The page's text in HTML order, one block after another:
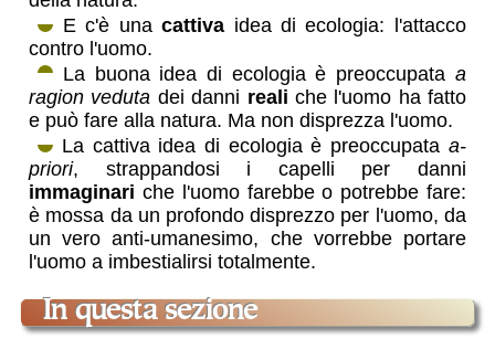
E c'è unacattiva idea di ecologia: l'attacco
contro l'uomo.
La buona idea di ecologia è preoccupata a
ragion veduta dei danni reali che l'uomo ha fatto
e può fare alla natura. Ma non disprezza l'uomo.
La cattiva idea di ecologia è preoccupata a-
priori, strappandosi i capelli per danni
immaginari che l'uomo farebbe o potrebbe fare:
è mossa da un profondo disprezzo per l'uomo, da
un vero anti-umanesimo, che vorrebbe portare
l'uomo a imbestialirsi totalmente.
in questa sezione